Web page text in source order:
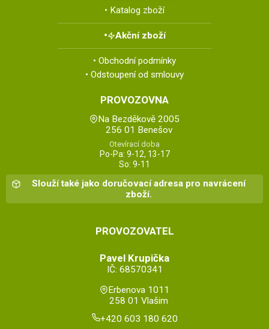
Katalog zboží
Akční zboží
Obchodní podmínky
Odstoupení od smlouvy
PROVOZOVNA
Na Bezděkově 2005
256 01 Benešov
Otevírací doba
Po-Pa: 9-12, 13-17
So: 9-11
Slouží také jako doručovací adresa pro navrácení
zboží.
PROVOZOVATEL
Pavel Krupička
IČ: 68570341
Erbenova 1011
258 01 Vlašim
+420 603 180 620